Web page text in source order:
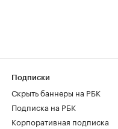
Подписки
Скрыть баннеры на РБК
Подписка на РБК
Корпоративная подписка